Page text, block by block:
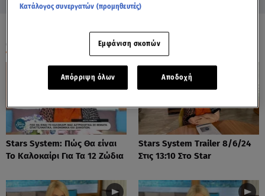
ΟΛΑ ΤΑ ΒΙΝΤΕΟ
Stars System: Πώς Θα είναι
Το Καλοκαίρι Για Τα 12 Ζώδια
Stars System Trailer 8/6/24
Στις 13:10 Στο Star
Κατάλογος συνεργατών (προμηθευτές)
Εμφάνιση σκοπών
Απόρριψη όλων Αποδοχή